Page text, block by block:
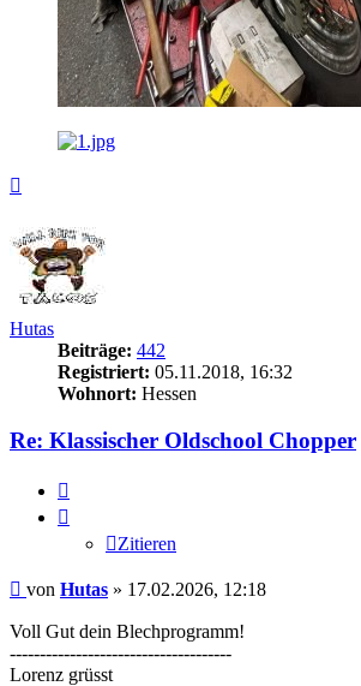
Hutas
Beiträge: 442
Registriert: 05.11.2018, 16:32
Wohnort: Hessen
Re: Klassischer Oldschool Chopper
Zitieren
Beitrag
von Hutas » 17.02.2026, 12:18
Voll Gut dein Blechprogramm!
-------------------------------------
Lorenz grüsst